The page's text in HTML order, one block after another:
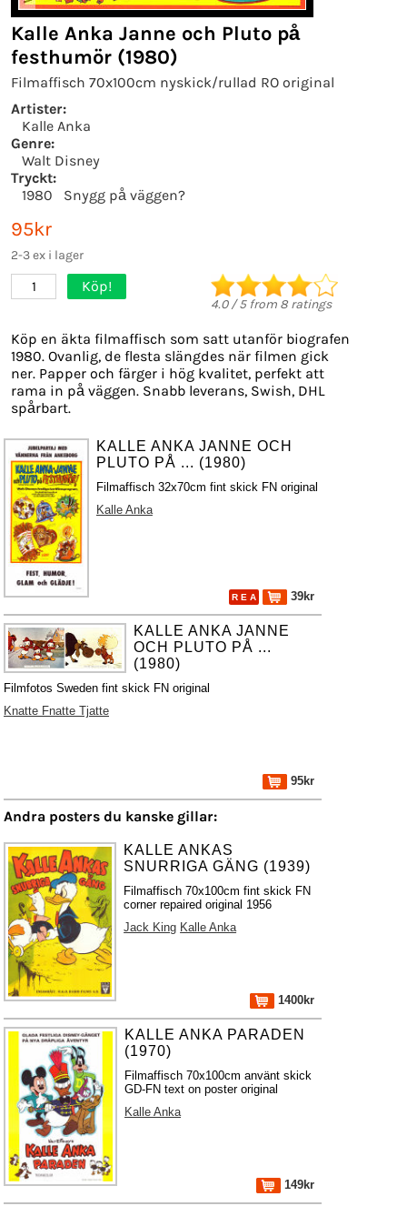
Kalle Anka Janne och Pluto på
festhumör (1980)
Filmaffisch 70x100cm nyskick/rullad RO original
Artister:
Kalle Anka
Genre:
Walt Disney
Tryckt:
1980
Snygg på väggen?
95kr
2-3 ex i lager
1 Köp!
4.0/5from 8 ratings
Köp en äkta filmaffisch som satt utanför biografen
1980. Ovanlig, de flesta slängdes när filmen gick
ner. Papper och färger i hög kvalitet, perfekt att
rama in på väggen. Snabb leverans, Swish, DHL
spårbart.
KALLE ANKA JANNE OCH
PLUTO PÅ ... (1980)
Filmaffisch 32x70cm fint skick FN original
Kalle Anka
R E A 39kr
KALLE ANKA JANNE
OCH PLUTO PÅ ...
(1980)
Filmfotos Sweden fint skick FN original
Knatte Fnatte Tjatte
95kr
Andra posters du kanske gillar:
KALLE ANKAS
SNURRIGA GÄNG (1939)
Filmaffisch 70x100cm fint skick FN
corner repaired original 1956
Jack King Kalle Anka
1400kr
KALLE ANKA PARADEN
(1970)
Filmaffisch 70x100cm använt skick
GD-FN text on poster original
Kalle Anka
149kr